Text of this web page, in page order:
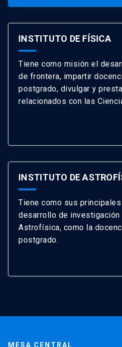
INSTITUTO DE FÍSICA
Tiene como misión el
de frontera, impartir
postgrado, divulgar y
relacionados con las
INSTITUTO DE
Tiene como sus
desarrollo de investigación
Astrofísica, como la
postgrado.
MESA CENTRAL